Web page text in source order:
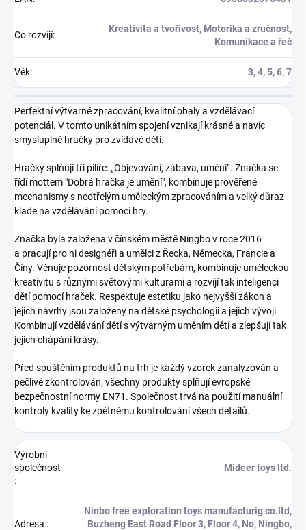
Co rozvíjí:
Kreativita a tvořivost, Motorika a zručnost,
Komunikace a řeč
Věk: 3, 4, 5, 6, 7
Perfektní výtvarné zpracování, kvalitní obaly a vzdělávací
potenciál. V tomto unikátním spojení vznikají krásné a navíc
smysluplné hračky pro zvídavé děti.
Hračky splňují tři pilíře: „Objevování, zábava, umění“. Značka se
řídí mottem "Dobrá hračka je umění", kombinuje prověřené
mechanismy s neotřelým uměleckým zpracováním a velký důraz
klade na vzdělávání pomocí hry.
Značka byla založena v čínském městě Ningbo v roce 2016
a pracují pro ni designéři a umělci z Řecka, Německa, Francie a
Číny. Věnuje pozornost dětským potřebám, kombinuje uměleckou
kreativitu s různými světovými kulturami a rozvíjí tak inteligenci
dětí pomocí hraček. Respektuje estetiku jako nejvyšší zákon a
jejich návrhy jsou založeny na dětské psychologii a jejich vývoji.
Kombinují vzdělávání dětí s výtvarným uměním dětí a zlepšují tak
jejich chápání krásy.
Před spuštěním produktů na trh je každý vzorek zanalyzován a
pečlivě zkontrolován, všechny produkty splňují evropské
bezpečnostní normy EN71. Společnost trvá na použití manuální
kontroly kvality ke zpětnému kontrolování všech detailů.
Výrobní
společnost
:
Mideer toys ltd.
Adresa :
Ninbo free exploration toys manufacturig co.ltd,
Buzheng East Road Floor 3, Floor 4, No, Ningbo,